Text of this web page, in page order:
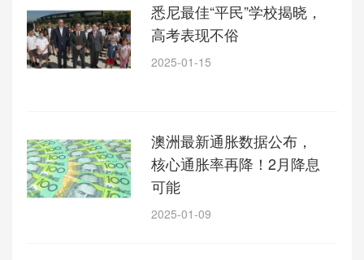
悉尼最佳“平民”学校揭晓，
高考表现不俗
2025-01-15
澳洲最新通胀数据公布，
核心通胀率再降！2月降息
可能
2025-01-09